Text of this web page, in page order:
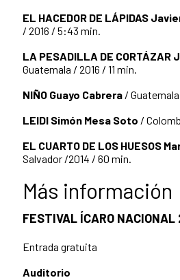
EL HACEDOR DE LÁPIDAS
/ 2016 / 5:43 min.
LA PESADILLA DE CORTÁZAR
Guatemala / 2016 / 11 min.
NIÑO Guayo Cabrera /
LEIDI Simón Mesa Soto /
EL CUARTO DE LOS HUESOS
Salvador /2014 / 60 min.
Más información
FESTIVAL ÍCARO NACIONAL
Entrada gratuita
Auditorio